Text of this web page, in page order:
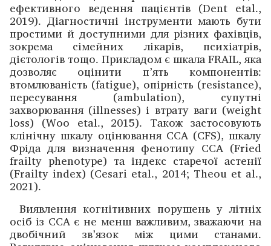
ефективного ведення пацієнтів (Dent etal.,
2019). Діагностичні інструменти мають бути
простими й доступними для різних фахівців,
зокрема сімейних лікарів, психіатрів,
дієтологів тощо. Прикладом є шкала FRAIL, яка
дозволяє оцінити п’ять компонентів:
втомлюваність (fatigue), опірність (resistance),
пересування (ambulation), супутні
захворювання (illnesses) і втрату ваги (weight
loss) (Woo etal., 2015). Також застосовують
клінічну шкалу оцінювання ССА (CFS), шкалу
Фріда для визначення фенотипу ССА (Fried
frailty phenotype) та індекс старечої астенії
(Frailty index) (Cesari etal., 2014; Theou et al.,
2021).
Виявлення когнітивних порушень у літніх
осіб із ССА є не менш важливим, зважаючи на
двобічний зв’язок між цими станами.